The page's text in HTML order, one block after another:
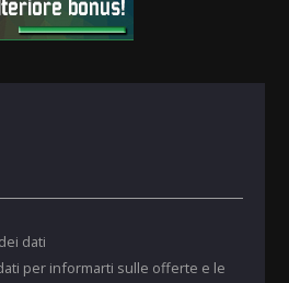
dati
per informarti sulle offerte e le